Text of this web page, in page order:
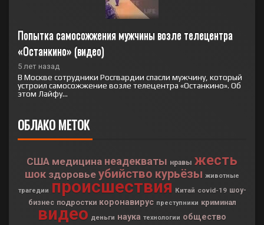
Попытка самосожжения мужчины возле телецентра
«Останкино» (видео)
5 лет назад
В Москве сотрудники Росгвардии спасли мужчину, который
устроил самосожжение возле телецентра «Останкино». Об
этом Лайфу...
ОБЛАКО МЕТОК
США медицина неадекваты нравы жесть
шок здоровье убийство курьёзы животные
трагедии происшествия Китай covid-19 шоу-
бизнес подростки коронавирус преступники криминал
видео деньги наука технологии общество